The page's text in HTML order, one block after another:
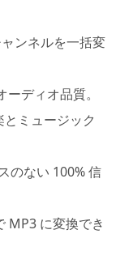
ンネルを一括変
ディオ品質。
ミュージック
のない 100% 信
MP3 に変換でき